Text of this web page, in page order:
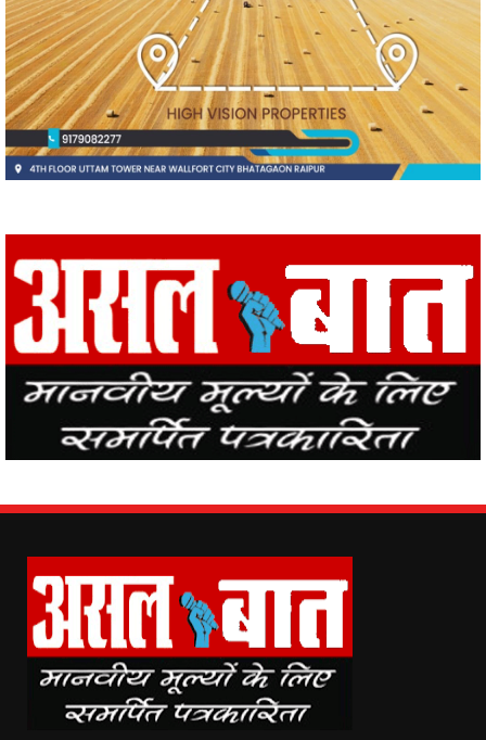
Asal Baat (www.asalbaat.co.in) is the most popular news portal in